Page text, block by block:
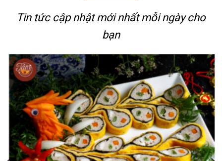
Tin tức cập nhật mới nhấtmỗi ngày cho
bạn